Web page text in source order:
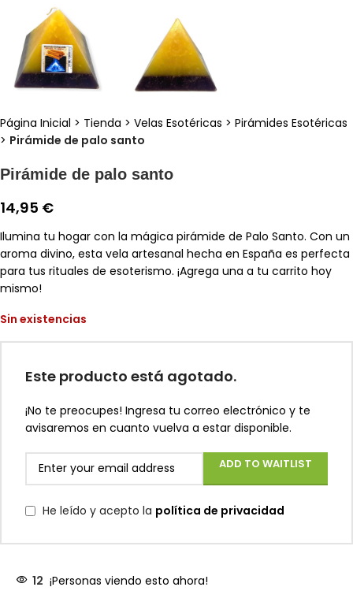
Página Inicial > Tienda > Velas Esotéricas > Pirámides Esotéricas
> Pirámide de palo santo
Pirámide de palo santo
14,95 €
Ilumina tu hogar con la mágica pirámide de Palo Santo. Con un
aroma divino, esta vela artesanal hecha en España es perfecta
para tus rituales de esoterismo. ¡Agrega una a tu carrito hoy
mismo!
Sin existencias
Este producto está agotado.
¡No te preocupes! Ingresa tu correo electrónico y te
avisaremos en cuanto vuelva a estar disponible.
ADD TO WAITLIST
He leído y acepto la política de privacidad
12 ¡Personas viendo esto ahora!